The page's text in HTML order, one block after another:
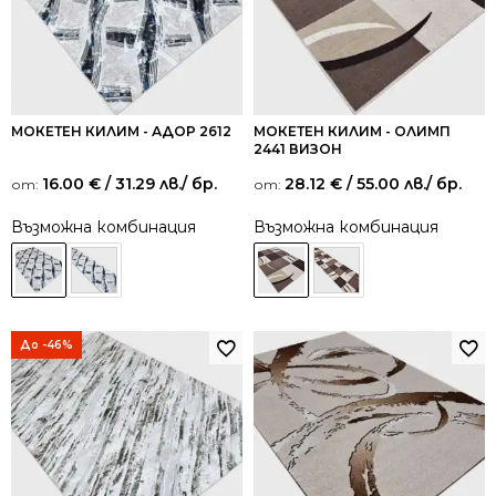
МОКЕТЕН КИЛИМ - АДОР 2612
от: 16.00 € / 31.29 лв./ бр.
Възможна комбинация
МОКЕТЕН КИЛИМ - ОЛИМП
2441 ВИЗОН
от: 28.12 € / 55.00 лв./ бр.
Възможна комбинация
До -46%